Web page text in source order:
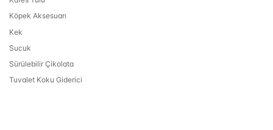
Köpek Aksesuarı
Kek
Sucuk
Sürülebilir Çikolata
Tuvalet Koku Giderici